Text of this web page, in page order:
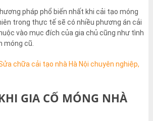
pháp phổ biến nhất khi cải tạo móng
trong thực tế sẽ có nhiều phương án cải
vào mục đích của gia chủ cũng như tình
móng cũ.
chữa cải tạo nhà Hà Nội chuyên nghiệp,
GIA CỐ MÓNG NHÀ